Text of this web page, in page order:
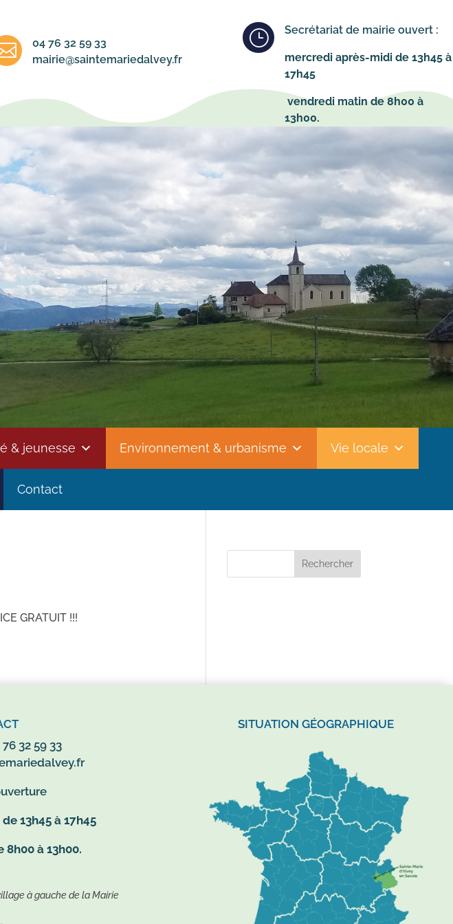
04 76 32 59 33
mairie@saintemariedalvey.fr
} Secrétariat de mairie ouvert :
mercredi après-midi de 13h45 à
17h45
vendredi matin de 8h00 à
13h00.
& jeunesse Environnement & urbanisme Vie locale
Contact
GRATUIT !!!
32 59 33
13h45 à 17h45
à 13h00.
à gauche de la Mairie
SITUATION GÉOGRAPHIQUE